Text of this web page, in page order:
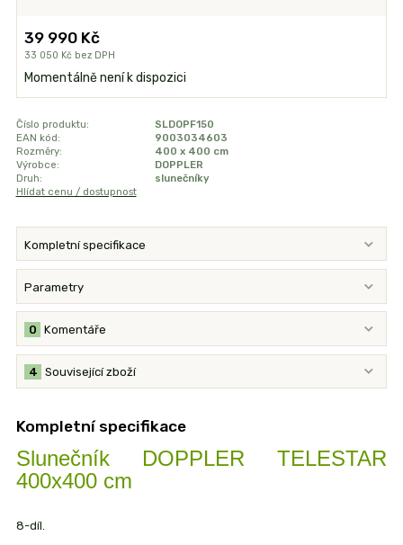
39 990 Kč
33 050 Kč bez DPH
Momentálně není k dispozici
Číslo produktu:
SLDOPF150
EAN kód:
9003034603
Rozměry:
400 x 400 cm
Výrobce:
DOPPLER
Druh:
slunečníky
Hlídat cenu / dostupnost
Kompletní specifikace
Parametry
Komentáře
0
Související zboží
4
Kompletní specifikace
Slunečník DOPPLER TELESTAR
400x400 cm
8-díl.